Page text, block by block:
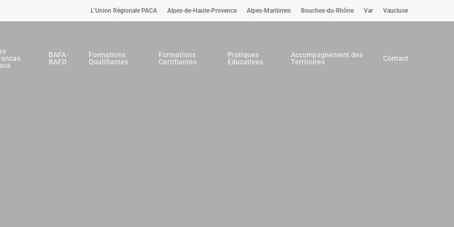
L’Union Régionale PACA Alpes-de-Haute-Provence Alpes-Maritimes Bouches-du-Rhône Var Vaucluse
BAFA-
BAFD
Formations
Qualifiantes
Formations
Certifiantes
Pratiques
Éducatives
Accompagnement des
Territoires
Contact